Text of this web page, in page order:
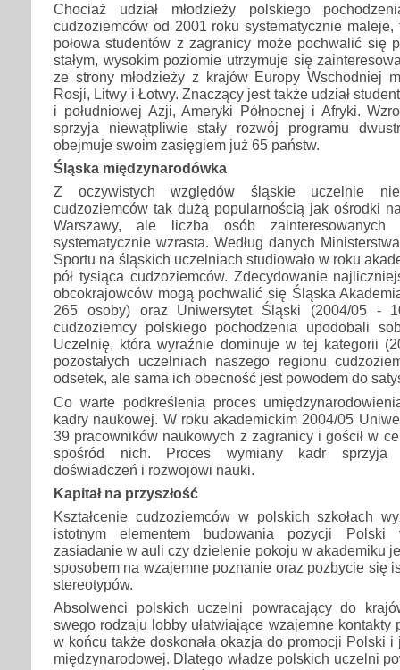
Chociaż udział młodzieży polskiego
cudzoziemców od 2001 roku systematycznie
połowa studentów z zagranicy może pochwalić się
stałym, wysokim poziomie utrzymuje się
ze strony młodzieży z krajów Europy Wschodniej
Rosji, Litwy i Łotwy. Znaczący jest także udział
i południowej Azji, Ameryki Północnej i Afryki.
sprzyja niewątpliwie stały rozwój programu
obejmuje swoim zasięgiem już 65 państw.
Śląska międzynarodówka
Z oczywistych względów śląskie uczelnie
cudzoziemców tak dużą popularnością jak ośrodki
Warszawy, ale liczba osób
systematycznie wzrasta. Według danych
Sportu na śląskich uczelniach studiowało w roku
pół tysiąca cudzoziemców. Zdecydowanie
obcokrajowców mogą pochwalić się Śląska
265 osoby) oraz Uniwersytet Śląski (2004/05 -
cudzoziemcy polskiego pochodzenia upodobali
Uczelnię, która wyraźnie dominuje w tej kategorii
pozostałych uczelniach naszego regionu
odsetek, ale sama ich obecność jest powodem do
Co warte podkreślenia proces
kadry naukowej. W roku akademickim 2004/05
39 pracowników naukowych z zagranicy i gościł w
spośród nich. Proces wymiany kadr sprzyja
doświadczeń i rozwojowi nauki.
Kapitał na przyszłość
Kształcenie cudzoziemców w polskich szkołach
istotnym elementem budowania pozycji
zasiadanie w auli czy dzielenie pokoju w akademiku
sposobem na wzajemne poznanie oraz pozbycie się
stereotypów.
Absolwenci polskich uczelni powracający do
swego rodzaju lobby ułatwiające wzajemne kontakty
w końcu także doskonała okazja do promocji Polski
międzynarodowej. Dlatego władze polskich uczelni